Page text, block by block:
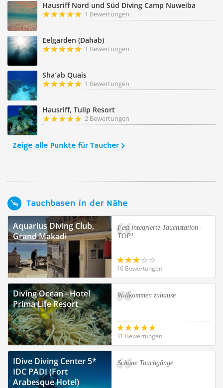
Hausriff Nord und Süd Diving Camp Nuweiba
1 Bewertungen
Eelgarden (Dahab)
1 Bewertungen
Sha´ab Quais
1 Bewertungen
Hausriff, Tulip Resort
2 Bewertungen
Zeige alle Punkte für Taucher
Tauchbasen in der Nähe
Aquarius Diving Club,
Grand Makadi
Fest integrierte Tauchstation -
TOP!
16 Bewertungen
Diving Ocean - Hotel
Prima Life Resort
Willkommen zuhause
31 Bewertungen
IDive Diving Center 5*
IDC PADI (Fort
Arabesque Hotel)
Schöne Tauchgänge